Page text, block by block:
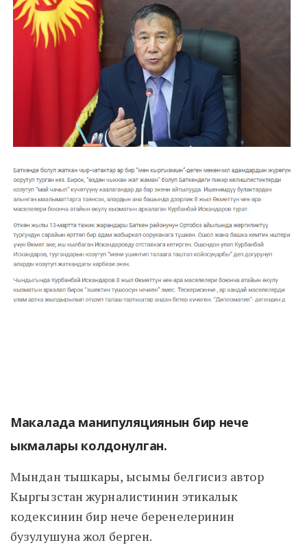
Макалада манипуляциянын бир нече
ыкмалары колдонулган.
Мындан тышкары, ысымы белгисиз автор
Кыргызстан журналистинин этикалык
кодексинин бир нече беренелеринин
бузулушуна жол берген.